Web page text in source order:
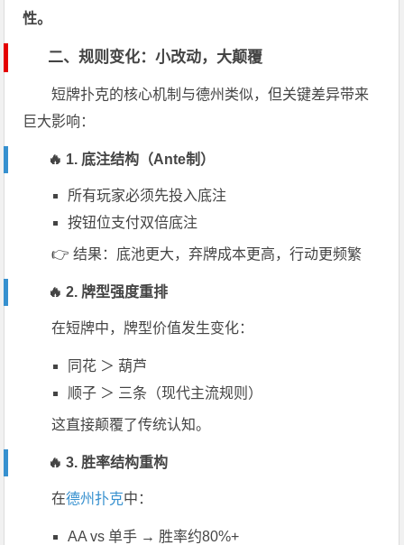
性。
二、规则变化：小改动，大颠覆
短牌扑克的核心机制与德州类似，但关键差异带来
巨大影响：
🔥 1. 底注结构（Ante制）
所有玩家必须先投入底注
按钮位支付双倍底注
👉 结果：底池更大，弃牌成本更高，行动更频繁
🔥 2. 牌型强度重排
在短牌中，牌型价值发生变化：
同花 ＞ 葫芦
顺子 ＞ 三条（现代主流规则）
这直接颠覆了传统认知。
🔥 3. 胜率结构重构
在德州扑克中：
AA vs 单手 → 胜率约80%+